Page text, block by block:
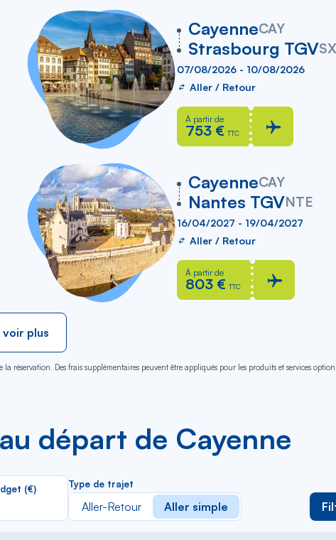
CayenneCAY
vers
Strasbourg TGV
07/08/2026 - 10/08/2026
Aller / Retour
À partir de
753 € TTC
CayenneCAY
vers
Nantes TGVNTE
16/04/2027 - 19/04/2027
Aller / Retour
À partir de
803 € TTC
voir plus
réservation. Des frais supplémentaires peuvent être appliqués pour les produits et services
départ de Cayenne
(€) Type de trajet
Aller-Retour Aller simple